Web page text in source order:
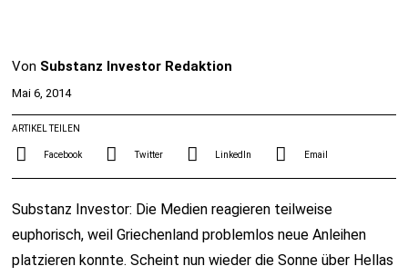
Von Substanz Investor Redaktion
Mai 6, 2014
ARTIKEL TEILEN
Facebook Twitter LinkedIn Email
Substanz Investor: Die Medien reagieren teilweise
euphorisch, weil Griechenland problemlos neue Anleihen
platzieren konnte. Scheint nun wieder die Sonne über Hellas